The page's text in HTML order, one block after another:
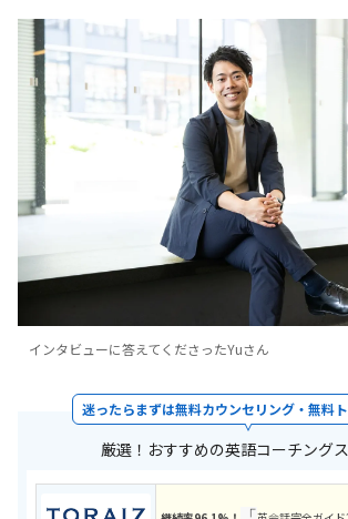
インタビューに答えてくださったYuさん
迷ったらまずは無料カウンセリング・無料ト
厳選！おすすめの英語コーチング